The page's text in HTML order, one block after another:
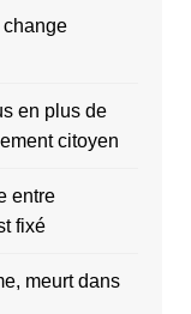
change
en plus de
citoyen
entre
fixé
meurt dans